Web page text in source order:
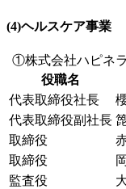
(4)ヘルスケア事業
①株式会社ハピネ
役職名
代表取締役社長
代表取締役副社長
取締役
取締役
監査役